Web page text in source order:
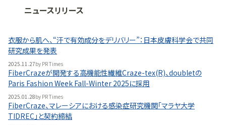
法人向け情報プラットフォーム
無料で使ってみる
ニュースリリース
衣服から肌へ、“汗で有効成分をデリバリー”：日本皮膚科学会で共同
研究成果を発表
2025.11.27by PR Times
FiberCrazeが開発する高機能性繊維Craze-tex(R)、doubletの
Paris Fashion Week Fall-Winter 2025に採用
2025.01.28by PR Times
FiberCraze、マレーシアにおける感染症研究機関「マラヤ大学
TIDREC」と契約締結